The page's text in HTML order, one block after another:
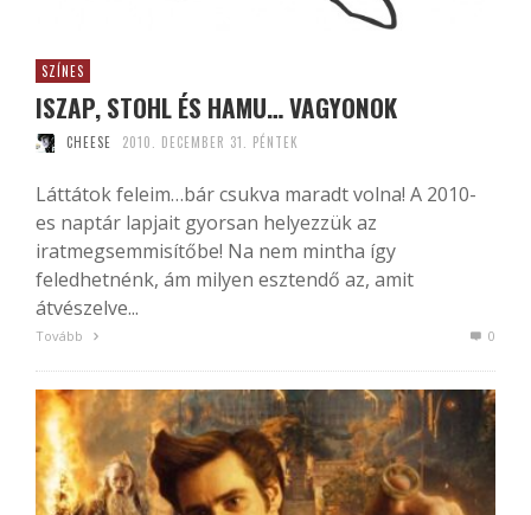
SZÍNES
ISZAP, STOHL ÉS HAMU… VAGYONOK
CHEESE 2010. DECEMBER 31. PÉNTEK
Láttátok feleim…bár csukva maradt volna! A 2010-
es naptár lapjait gyorsan helyezzük az
iratmegsemmisítőbe! Na nem mintha így
feledhetnénk, ám milyen esztendő az, amit
átvészelve...
Tovább 0